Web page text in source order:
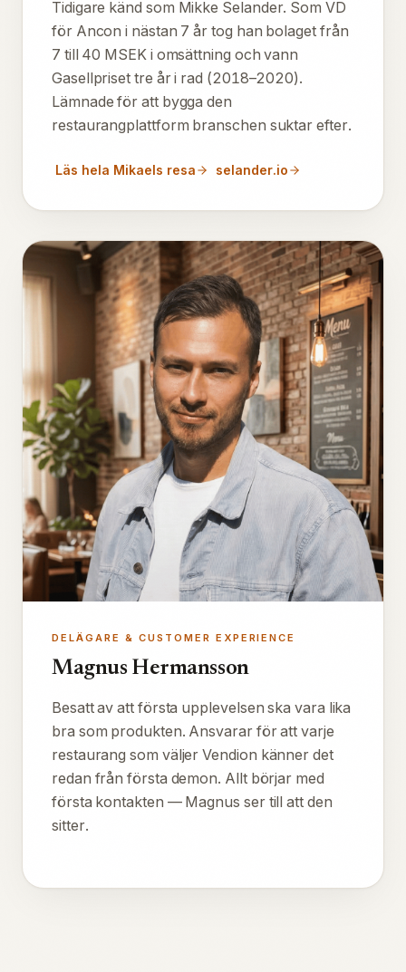
Tidigare känd som Mikke Selander. Som VD
för Ancon i nästan 7 år tog han bolaget från
7 till 40 MSEK i omsättning och vann
Gasellpriset tre år i rad (2018–2020).
Lämnade för att bygga den
restaurangplattform branschen suktar efter.
Läs hela Mikaels resa selander.io
DELÄGARE & CUSTOMER EXPERIENCE
Magnus Hermansson
Besatt av att första upplevelsen ska vara lika
bra som produkten. Ansvarar för att varje
restaurang som väljer Vendion känner det
redan från första demon. Allt börjar med
första kontakten — Magnus ser till att den
sitter.